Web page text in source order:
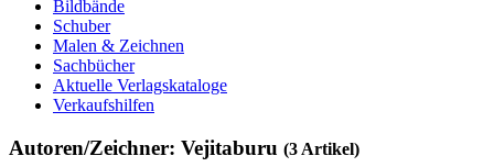
Bildbände
Schuber
Malen & Zeichnen
Sachbücher
Aktuelle Verlagskataloge
Verkaufshilfen
Autoren/Zeichner: Vejitaburu (3 Artikel)